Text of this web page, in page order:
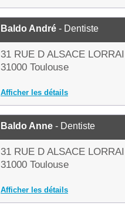
Baldo André - Dentiste
31 RUE D ALSACE
31000 Toulouse
Afficher les détails
Baldo Anne - Dentiste
31 RUE D ALSACE
31000 Toulouse
Afficher les détails